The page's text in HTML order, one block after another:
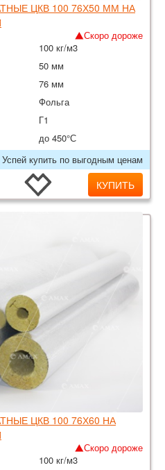
ЦКВ 100 76Х50 ММ НА
Скоро дороже
100 кг/м3
50 мм
76 мм
Фольга
Г1
до 450°С
Успей купить по выгодным ценам
КУПИТЬ
ЦКВ 100 76Х60 НА
Скоро дороже
100 кг/м3